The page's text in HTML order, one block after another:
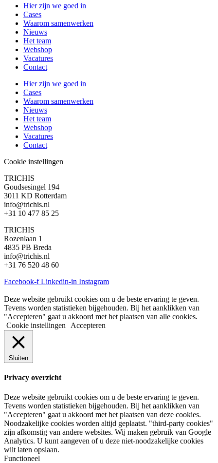
Hier zijn we goed in
Cases
Waarom samenwerken
Nieuws
Het team
Webshop
Vacatures
Contact
Hier zijn we goed in
Cases
Waarom samenwerken
Nieuws
Het team
Webshop
Vacatures
Contact
Cookie instellingen
TRICHIS
Goudsesingel 194
3011 KD Rotterdam
info@trichis.nl
+31 10 477 85 25
TRICHIS
Rozenlaan 1
4835 PB Breda
info@trichis.nl
+31 76 520 48 60
Facebook-f Linkedin-in Instagram
Deze website gebruikt cookies om u de beste ervaring te geven.
Tevens worden statistieken bijgehouden. Bij het aanklikken van
"Accepteren" gaat u akkoord met het plaatsen van alle cookies.
Cookie instellingen
Accepteren
Sluiten
Privacy overzicht
Deze website gebruikt cookies om u de beste ervaring te geven.
Tevens worden statistieken bijgehouden. Bij het aanklikken van
"Accepteren" gaat u akkoord met het plaatsen van deze cookies.
Noodzakelijke cookies worden altijd geplaatst. "third-party cookies"
zijn afkomstig van andere websites. Wij maken gebruik van Google
Analytics. U kunt aangeven of u deze niet-noodzakelijke cookies
wilt laten opslaan.
Functioneel